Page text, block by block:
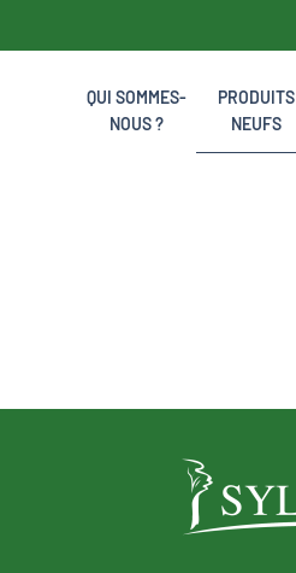
QUI SOMMES-
NOUS ?
PRODUITS
NEUFS